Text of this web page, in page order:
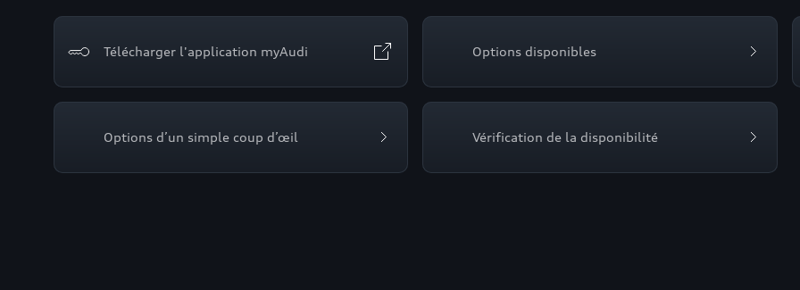
Télécharger l'application myAudi Options disponibles
Options d’un simple coup d’œil Vérification de la disponibilité